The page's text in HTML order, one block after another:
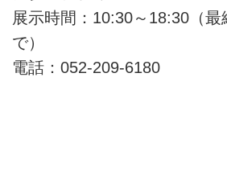
展示時間：10:30～18:30（最
で）
電話：052-209-6180